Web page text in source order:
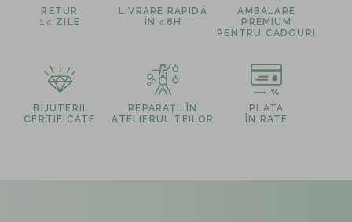
RETUR
14 ZILE
LIVRARE RAPIDĂ
ÎN 48H
AMBALARE
PREMIUM
PENTRU CADOURI
BIJUTERII
CERTIFICATE
REPARAȚII ÎN
ATELIERUL TEILOR
PLATA
ÎN RATE